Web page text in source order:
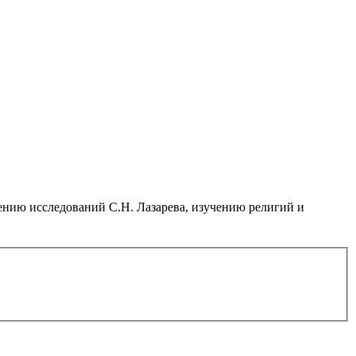
исследований С.Н. Лазарева, изучению религий и